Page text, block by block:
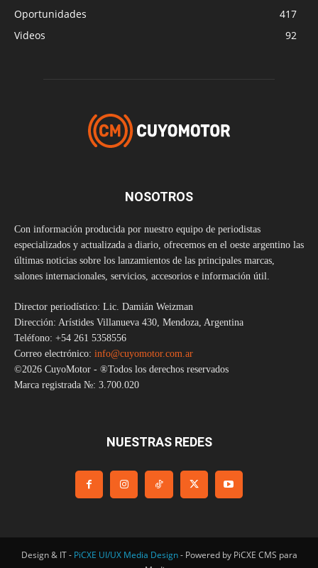
Oportunidades
417
Videos
92
NOSOTROS
Con información producida por nuestro equipo de periodistas
especializados y actualizada a diario, ofrecemos en el oeste argentino las
últimas noticias sobre los lanzamientos de las principales marcas,
salones internacionales, servicios, accesorios e información útil.
Director periodístico: Lic. Damián Weizman
Dirección: Arístides Villanueva 430, Mendoza, Argentina
Teléfono: +54 261 5358556
Correo electrónico: info@cuyomotor.com.ar
©2026 CuyoMotor - ®Todos los derechos reservados
Marca registrada №: 3.700.020
NUESTRAS REDES
Design & IT - PiCXE UI/UX Media Design- Powered by PiCXE CMS para